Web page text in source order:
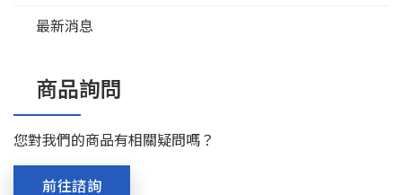
最新消息
商品詢問
您對我們的商品有相關疑問嗎？
前往諮詢